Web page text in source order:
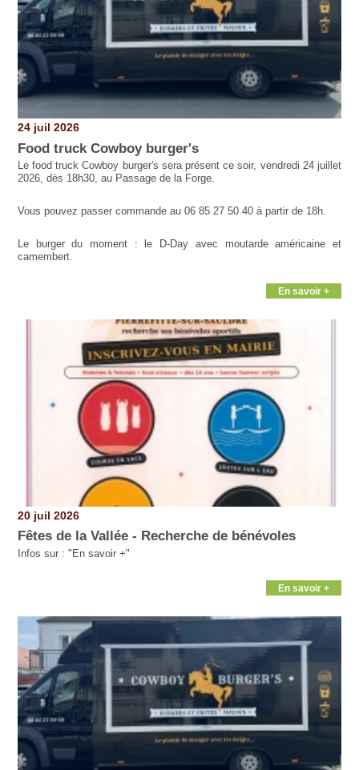
24 juil 2026
Food truck Cowboy burger's
Le food truck Cowboy burger's sera présent ce soir, vendredi 24 juillet
2026, dès 18h30, au Passage de la Forge.
Vous pouvez passer commande au 06 85 27 50 40 à partir de 18h.
Le burger du moment : le D-Day avec moutarde américaine et
camembert.
En savoir +
20 juil 2026
Fêtes de la Vallée - Recherche de bénévoles
Infos sur : "En savoir +"
En savoir +